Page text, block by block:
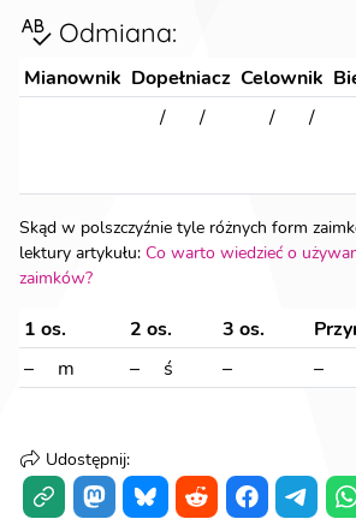
Odmiana:
Mianownik Dopełniacz Celownik
/
/
/
/
Skąd w polszczyźnie tyle różnych form
lektury artykułu: Co warto wiedzieć o
zaimków?
1 os. 2 os. 3 os.
–💫m
–💫ś –💫 –💫
Udostępnij: